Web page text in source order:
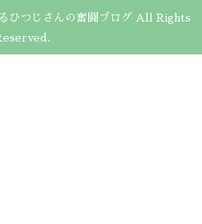
ひつじさんの奮闘ブログ All Rights